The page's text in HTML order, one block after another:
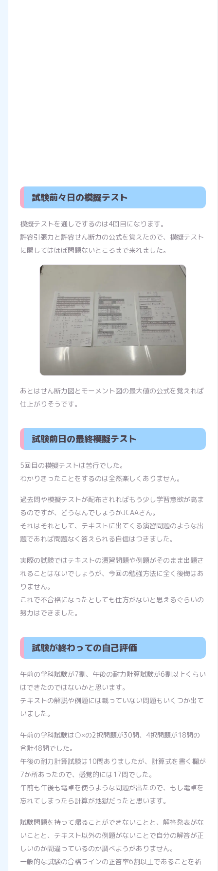
試験前々日の模擬テスト
模擬テストを通しでするのは4回目になります。
許容引張力と許容せん断力の公式を覚えたので、模擬テスト
に関してはほぼ問題ないところまで来れました。
あとはせん断力図とモーメント図の最大値の公式を覚えれば
仕上がりそうです。
試験前日の最終模擬テスト
5回目の模擬テストは苦行でした。
わかりきったことをするのは全然楽しくありません。
過去問や模擬テストが配布されればもう少し学習意欲が高ま
るのですが、どうなんでしょうかJCAAさん。
それはそれとして、テキストに出てくる演習問題のような出
題であれば問題なく答えられる自信はつきました。
実際の試験ではテキストの演習問題や例題がそのまま出題さ
れることはないでしょうが、今回の勉強方法に全く後悔はあ
りません。
これで不合格になったとしても仕方がないと思えるぐらいの
努力はできました。
試験が終わっての自己評価
午前の学科試験が7割、午後の耐力計算試験が6割以上くらい
はできたのではないかと思います。
テキストの解説や例題には載っていない問題もいくつか出て
いました。
午前の学科試験は○×の2択問題が30問、4択問題が18問の
合計48問でした。
午後の耐力計算試験は10問ありましたが、計算式を書く欄が
7か所あったので、感覚的には17問でした。
午前も午後も電卓を使うような問題が出たので、もし電卓を
忘れてしまったら計算が地獄だったと思います。
試験問題を持って帰ることができないことと、解答発表がな
いことと、テキスト以外の例題がないことで自分の解答が正
しいのか間違っているのか調べようがありません。
一般的な試験の合格ラインの正答率6割以上であることを祈